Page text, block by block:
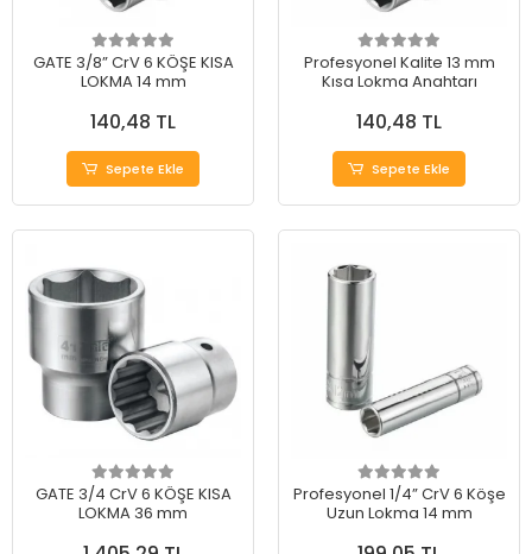
GATE 3/8” CrV 6 KÖŞE KISA
LOKMA 14 mm
140,48 TL
Sepete Ekle
Profesyonel Kalite 13 mm
Kısa Lokma Anahtarı
140,48 TL
Sepete Ekle
GATE 3/4 CrV 6 KÖŞE KISA
LOKMA 36 mm
Profesyonel 1/4” CrV 6 Köşe
Uzun Lokma 14 mm